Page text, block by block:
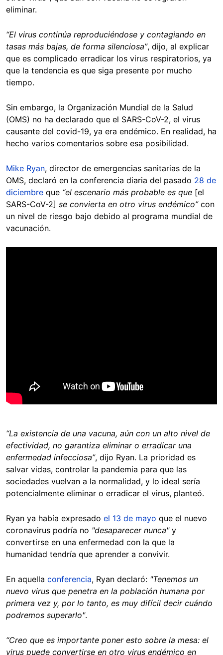
eliminar.
“El virus continúa reproduciéndose y contagiando en
tasas más bajas, de forma silenciosa”, dijo, al explicar
que es complicado erradicar los virus respiratorios, ya
que la tendencia es que siga presente por mucho
tiempo.
Sin embargo, la Organización Mundial de la Salud
(OMS) no ha declarado que el SARS-CoV-2, el virus
causante del covid-19, ya era endémico. En realidad, ha
hecho varios comentarios sobre esa posibilidad.
Mike Ryan, director de emergencias sanitarias de la
OMS, declaró en la conferencia diaria del pasado 28 de
diciembre que “el escenario más probable es que [el
SARS-CoV-2] se convierta en otro virus endémico”con
un nivel de riesgo bajo debido al programa mundial de
vacunación.
“La existencia de una vacuna, aún con un alto nivel de
efectividad, no garantiza eliminar o erradicar una
enfermedad infecciosa”, dijo Ryan. La prioridad es
salvar vidas, controlar la pandemia para que las
sociedades vuelvan a la normalidad, y lo ideal sería
potencialmente eliminar o erradicar el virus, planteó.
Ryan ya había expresado el 13 de mayo que el nuevo
coronavirus podría no "desaparecer nunca" y
convertirse en una enfermedad con la que la
humanidad tendría que aprender a convivir.
En aquella conferencia, Ryan declaró: "Tenemos un
nuevo virus que penetra en la población humana por
primera vez y, por lo tanto, es muy difícil decir cuándo
podremos superarlo".
“Creo que es importante poner esto sobre la mesa: el
virus puede convertirse en otro virus endémico en